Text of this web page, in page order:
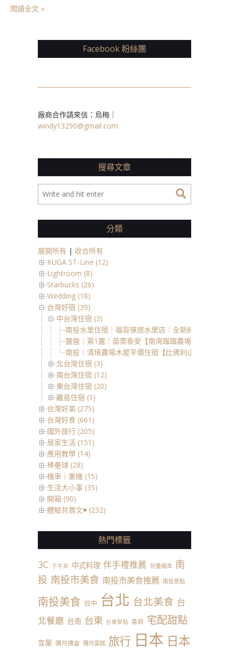
閱讀全文 »
Facebook 粉絲團
廠商合作請來信：烏梅｜
windy13290@gmail.com
搜尋文章
分類
展開所有 | 收合所有
KUGA ST-Line (12)
Lightroom (8)
Starbucks (26)
Wedding (18)
台灣好宿 (39)
中台灣住宿 (3)
南投水里住宿｜福容徠旅水里店｜全新純白建築，
露營｜第1露｜苗栗泰安【南灣蹓蹓農埸】新手爸
南投｜清境農場木屋平價住宿【比佛利山莊】擁有
北台灣住宿 (3)
南台灣住宿 (12)
東台灣住宿 (20)
離島住宿 (1)
台灣好美 (275)
台灣好食 (661)
國外旅行 (205)
居家生活 (151)
應用教學 (14)
棒壘球 (28)
機車｜重機 (15)
生活大小事 (35)
開箱 (90)
體驗共賞文♥ (232)
熱門標籤
3C 下午茶 中式料理 伴手禮推薦 兒童繪本 南
投 南投市美食 南投市美食推薦 南投景點
南投美食 台中 台北 台北美食 台
北餐廳 台南 台東 台東景點 喜餅 宅配甜點
宜蘭 彌月禮盒 彌月蛋糕 旅行 日本 日本